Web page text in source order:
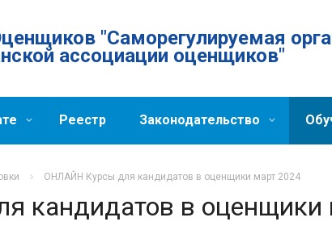
"Саморегулируемая
ассоциации оценщиков"
Реестр Законодательство
ОНЛАЙН Курсы для кандидатов в оценщики март 2024
кандидатов в оценщики